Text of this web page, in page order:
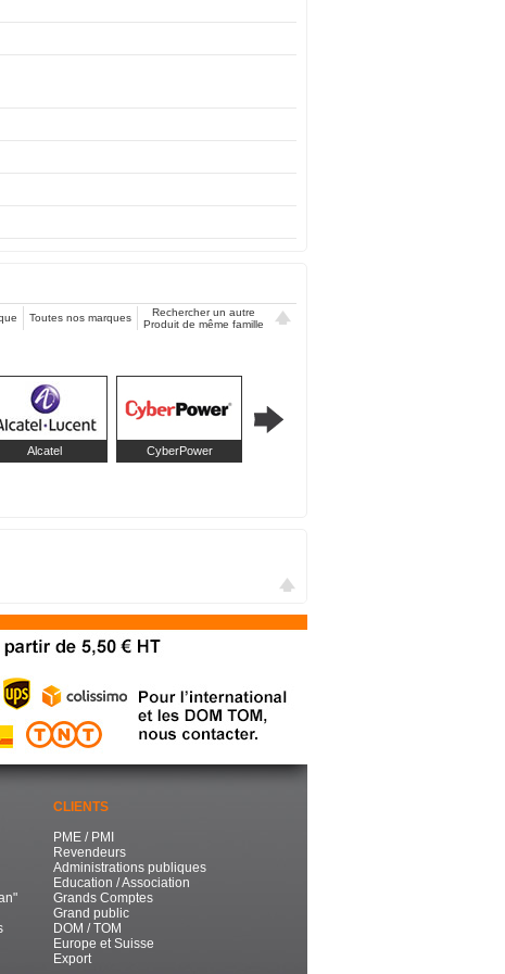
Toutes nos marques
Rechercher un autre
Produit de même famille
Alcatel CyberPower
CLIENTS
PME / PMI
Revendeurs
Administrations publiques
Education / Association
Grands Comptes
Grand public
DOM / TOM
Europe et Suisse
Export